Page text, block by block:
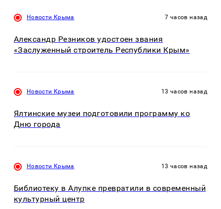
Новости Крыма 7 часов назад
Александр Резников удостоен звания
«Заслуженный строитель Республики Крым»
Новости Крыма 13 часов назад
Ялтинские музеи подготовили программу ко
Дню города
Новости Крыма 13 часов назад
Библиотеку в Алупке превратили в современный
культурный центр